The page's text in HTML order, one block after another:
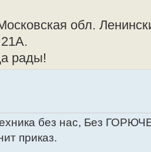
обл.
рады!
без нас, Без
приказ.